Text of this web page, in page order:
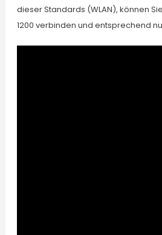
dieser Standards (WLAN), können
1200 verbinden und entsprechend